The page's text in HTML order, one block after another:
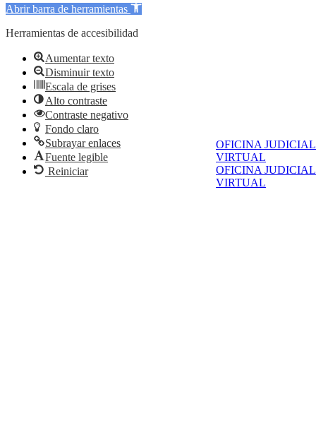
OFICINA JUDICIAL
VIRTUAL
OFICINA JUDICIAL
VIRTUAL
Abrir barra de herramientas
Herramientas de accesibilidad
Aumentar texto
Disminuir texto
Escala de grises
Alto contraste
Contraste negativo
Fondo claro
Subrayar enlaces
Fuente legible
Reiniciar